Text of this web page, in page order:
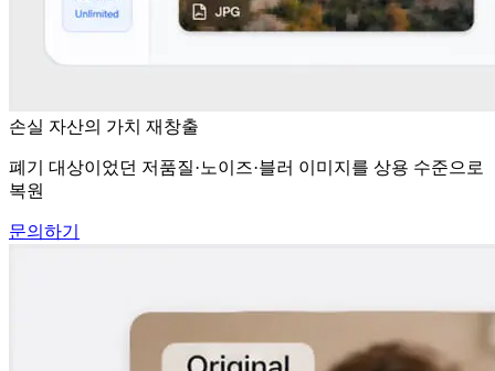
손실 자산의 가치 재창출
폐기 대상이었던 저품질·노이즈·블러 이미지를 상용 수준으로
복원
문의하기